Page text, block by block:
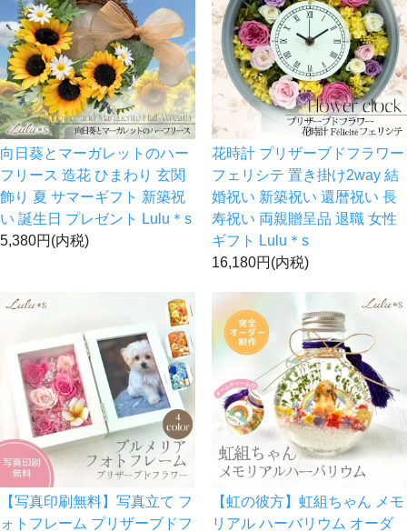
向日葵とマーガレットのハー
フリース 造花 ひまわり 玄関
飾り 夏 サマーギフト 新築祝
い 誕生日 プレゼント Lulu＊s
5,380円(内税)
花時計 プリザーブドフラワー
フェリシテ 置き掛け2way 結
婚祝い 新築祝い 還暦祝い 長
寿祝い 両親贈呈品 退職 女性
ギフト Lulu＊s
16,180円(内税)
【写真印刷無料】写真立て フ
ォトフレーム プリザーブドフ
【虹の彼方】虹組ちゃん メモ
リアル ハーバリウム オーダ